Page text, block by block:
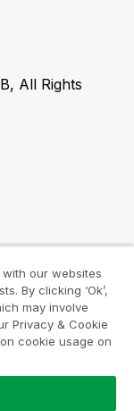
All Rights
our websites
By clicking ‘Ok’,
may involve
Privacy & Cookie
cookie usage on